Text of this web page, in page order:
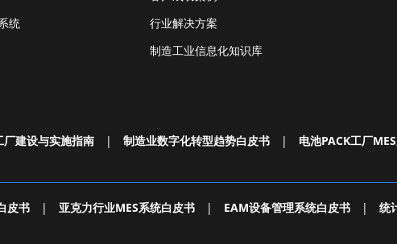
统
行业解决方案
制造工业信息化知识库
建设与实施指南 | 制造业数字化转型趋势白皮书 | 电池PACK工厂
皮书 | 亚克力行业MES系统白皮书 | EAM设备管理系统白皮书 | 统